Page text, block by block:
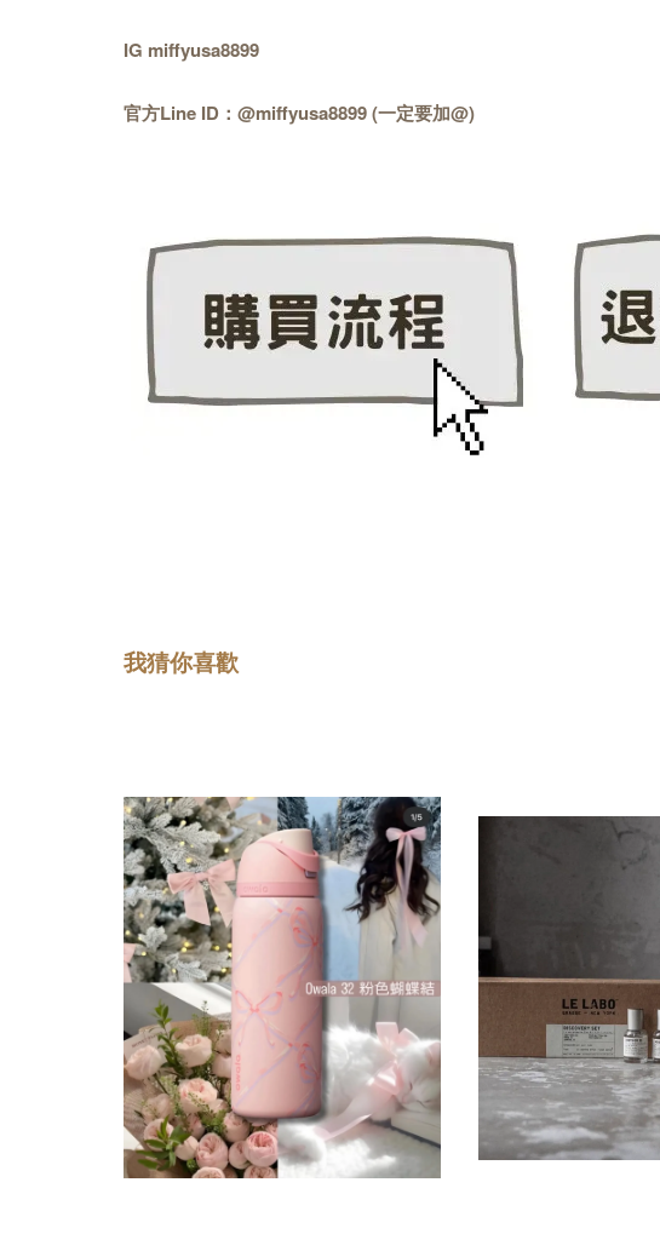
IG miffyusa8899
官方Line ID：@miffyusa8899 (一定要加@)
我猜你喜歡